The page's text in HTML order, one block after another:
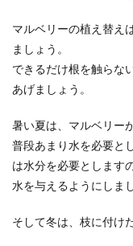
マルベリーの植え替え
ましょう。
できるだけ根を触らな
あげましょう。
暑い夏は、マルベリー
普段あまり水を必要と
は水分を必要とします
水を与えるようにしま
そして冬は、枝に付け